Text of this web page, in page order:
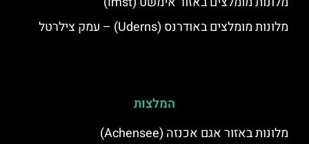
מלונות מומלצים באודרנס (Uderns) – עמק צילרטל
המלצות
מלונות באזור אגם אכנזה (Achensee)